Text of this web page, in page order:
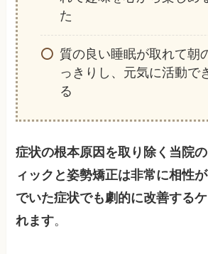
た
質の良い睡眠が取れて朝
っきりし、元気に活動で
る
症状の根本原因を取り除く当院
ィックと姿勢矯正は非常に相性
でいた症状でも劇的に改善する
れます。